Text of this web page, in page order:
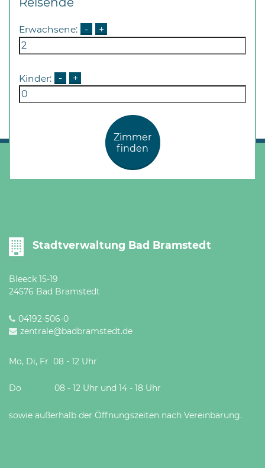
nach
Vereinbarung.
Erwachsene: - +
Kinder: - +
Zimmer
finden
Stadtverwaltung Bad Bramstedt
Bleeck 15-19
24576 Bad Bramstedt
04192-506-0
zentrale@badbramstedt.de
Mo, Di, Fr 08 - 12 Uhr
Do 08 - 12 Uhr und 14 - 18 Uhr
sowie außerhalb der Öffnungszeiten nach Vereinbarung.